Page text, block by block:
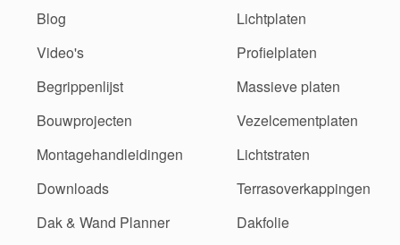
Blog
Video's
Begrippenlijst
Bouwprojecten
Montagehandleidingen
Downloads
Dak & Wand Planner
Lichtplaten
Profielplaten
Massieve platen
Vezelcementplaten
Lichtstraten
Terrasoverkappingen
Dakfolie